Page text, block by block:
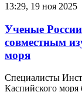
13:29, 19 ноя 2025
Ученые
совместным
моря
Специалисты
Каспийского моря